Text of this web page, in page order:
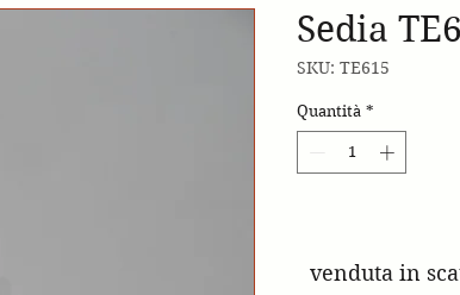
Sedia
SKU: TE615
Quantità *
venduta in